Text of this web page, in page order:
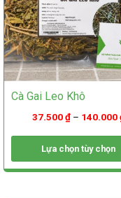
trang
sản
phẩm
Cà Gai Leo Khô
37.500₫– 140.000
Lựa chọn tùy chọn
Sản